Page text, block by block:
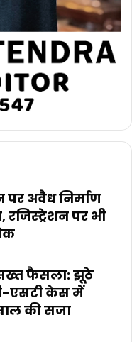
पर अवैध निर्माण
पर भी
फैसला: झूठे
एसटी केस में
की सजा